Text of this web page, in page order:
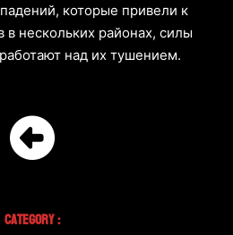
которые привели к
нескольких районах, силы
над их тушением.
Category :